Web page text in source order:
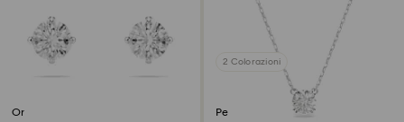
Orecchini a lobo Stilla Attract
2 Colorazioni
Pendente Stilla